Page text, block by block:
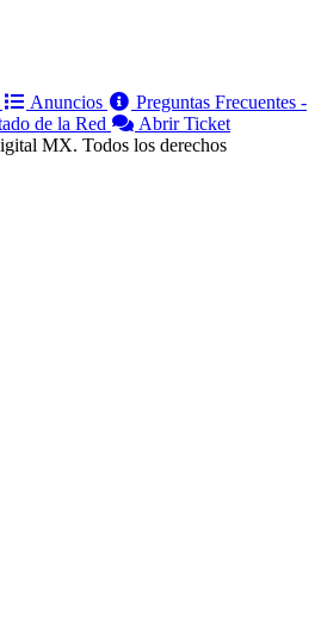
Anuncios
Preguntas Frecuentes -
de la Red
Abrir Ticket
MX. Todos los derechos